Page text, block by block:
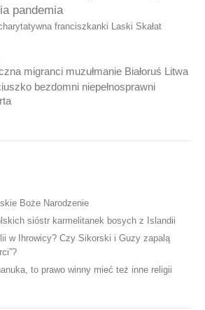
pandemia
franciszkanki Laski Skałat
migranci muzułmanie Białoruś Litwa
bezdomni niepełnosprawni
Boże Narodzenie
sióstr karmelitanek bosych z Islandii
w Ihrowicy? Czy Sikorski i Guzy zapalą
to prawo winny mieć też inne religii